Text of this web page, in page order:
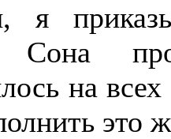
я
на
это